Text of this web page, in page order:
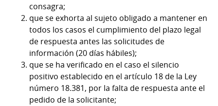
consagra;
que se exhorta al sujeto obligado a mantener en
todos los casos el cumplimiento del plazo legal
de respuesta antes las solicitudes de
información (20 días hábiles);
que se ha verificado en el caso el silencio
positivo establecido en el artículo 18 de la Ley
número 18.381, por la falta de respuesta ante el
pedido de la solicitante;